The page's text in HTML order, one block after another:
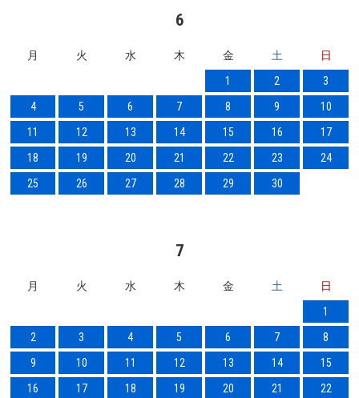
6
月 火 水 木 金 土
日
1
2
3
4
5 6 7 8 9
10
11
12 13 14 15 16
17
18
19 20 21 22 23
24
25
26 27 28 29 30
7
月 火 水 木 金 土
日
1
2
3 4 5 6 7
8
9
10 11 12 13 14
15
16
17 18 19 20 21 22